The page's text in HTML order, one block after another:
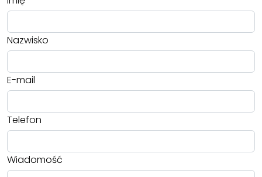
Nazwisko
E-mail
Telefon
Wiadomość